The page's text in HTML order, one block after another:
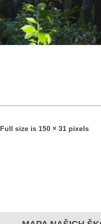
Full size is 150 × 31 pixels